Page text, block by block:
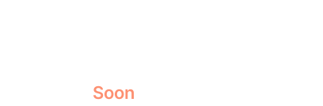
Soon